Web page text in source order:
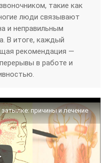
такие как
люди связывают
и неправильным
В итоге, каждый
рекомендация —
в работе и
причины и лечение